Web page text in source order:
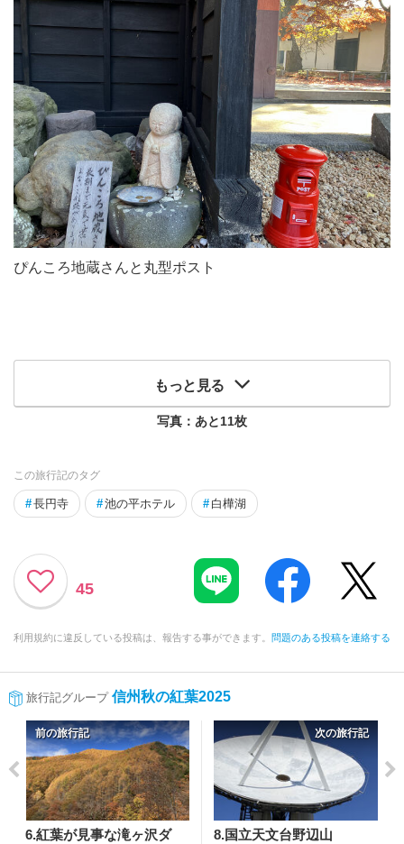
ぴんころ地蔵さんと丸型ポスト
もっと見る
写真：あと11枚
この旅行記のタグ
#長円寺 #池の平ホテル # 白樺湖
45
利用規約に違反している投稿は、報告する事ができます。 問題のある投稿を連絡する
旅行記グループ 信州秋の紅葉2025
前の旅行記
6.紅葉が見事な滝ヶ沢ダ
次の旅行記
8.国立天文台野辺山